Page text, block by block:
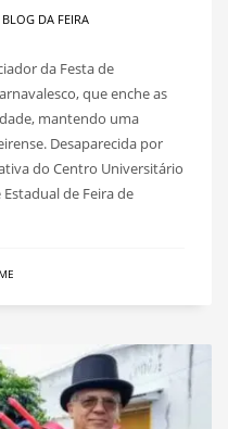
BLOG DA FEIRA
da Festa de
que enche as
mantendo uma
Desaparecida por
do Centro Universitário
de Feira de